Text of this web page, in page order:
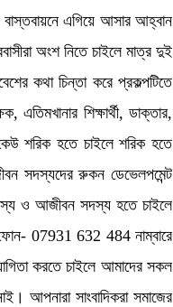
বাস্তবায়নে এগিয়ে আসার আহ্বান
অংশ নিতে চাইলে মাত্র দুই
কথা চিন্তা করে প্রকল্পটিতে
শিক্ষার্থী, ডাক্তার,
কেউ শরিক হতে চাইলে শরিক হতে
সদস্যদের রুকন ডেভেলপমেন্ট
ও আজীবন সদস্য হতে চাইলে
07931 632 484 নাম্বারে
করতে চাইলে আমাদের সকল
আপনারা সাংবাদিকরা সমাজের